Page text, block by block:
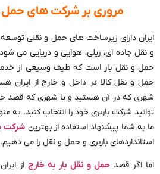
مروری بر شرکت های حمل
ایران دارای زیرساخت های حمل و نقلی
و نقل جاده ای، ریلی، هوایی و دریایی می
حمل و نقل بار است که طیف وسیعی از
حمل و نقل کالا در داخل و خارج از ایران
شهری که در آن هستید و یا شهری که قصد
توانید شرکت باربری خود را انتخاب کنید. به
ما به شما پیشنهاد استفاده از بهترین شرکت
استانداردهای باربری و حمل و نقل را می دهیم.
اما اگر قصد حمل و نقل بار به خارج از